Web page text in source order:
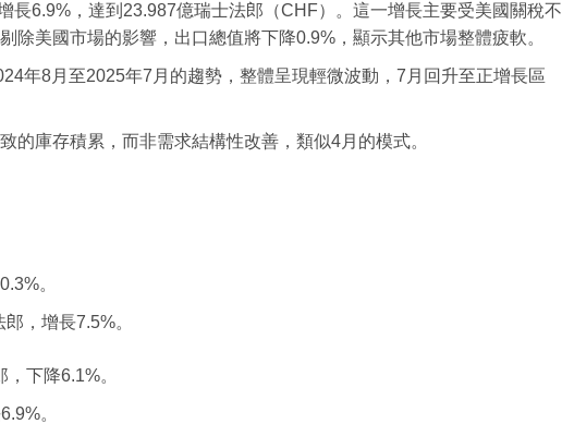
長6.9%，達到23.987億瑞士法郎（CHF）。這一增長主要受美國關稅不
除美國市場的影響，出口總值將下降0.9%，顯示其他市場整體疲軟。
年8月至2025年7月的趨勢，整體呈現輕微波動，7月回升至正增長區
的庫存積累，而非需求結構性改善，類似4月的模式。
。
，增長7.5%。
下降6.1%。
。